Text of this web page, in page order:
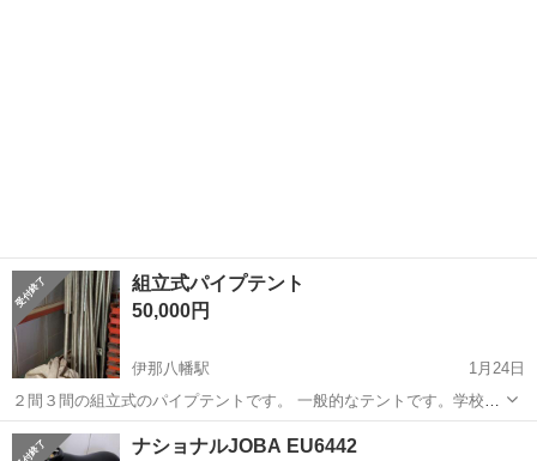
組立式パイプテント
50,000円
伊那八幡駅
1月24日
２間３間の組立式のパイプテントです。 一般的なテントです。学校の
運動会にお偉いさんがいるテントです、 支柱に会社のシール貼り済で
す、すみません。 剥がすか、上からシール貼って下さい。 価格は、相
長野 下伊那郡 伊那八幡駅
ナショナルJOBA EU6442